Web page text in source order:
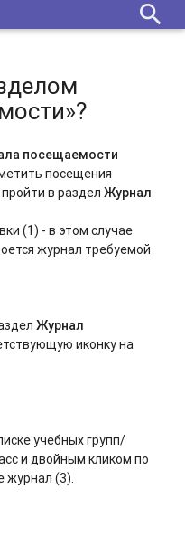
в этом случае?
посещаемости»?
работает этот
с обучения
заявок на мероприятия
в группы
для педагога?
search
посещаемости
посещения
в разделЖурнал
(1) - в этом случае
журнал требуемой
Журнал
иконку на
учебных групп/
и двойным кликом по
журнал (3).